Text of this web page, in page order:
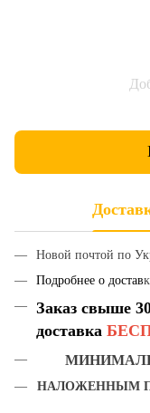
Новой почтой по
Подробнее о достав
Заказ свыше
доставка
НАЛОЖЕННЫМ